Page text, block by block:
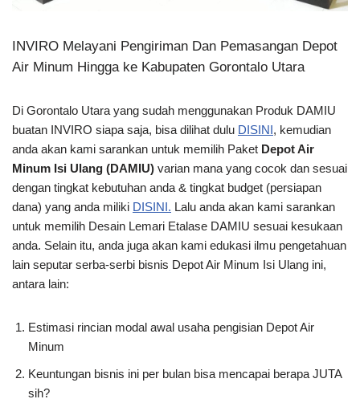
INVIRO Melayani Pengiriman Dan Pemasangan Depot
Air Minum Hingga ke Kabupaten Gorontalo Utara
Di Gorontalo Utara yang sudah menggunakan Produk DAMIU
buatan INVIRO siapa saja, bisa dilihat dulu DISINI, kemudian
anda akan kami sarankan untuk memilih Paket Depot Air
Minum Isi Ulang (DAMIU) varian mana yang cocok dan sesuai
dengan tingkat kebutuhan anda & tingkat budget (persiapan
dana) yang anda miliki DISINI. Lalu anda akan kami sarankan
untuk memilih Desain Lemari Etalase DAMIU sesuai kesukaan
anda. Selain itu, anda juga akan kami edukasi ilmu pengetahuan
lain seputar serba-serbi bisnis Depot Air Minum Isi Ulang ini,
antara lain:
Estimasi rincian modal awal usaha pengisian Depot Air
Minum
Keuntungan bisnis ini per bulan bisa mencapai berapa JUTA
sih?